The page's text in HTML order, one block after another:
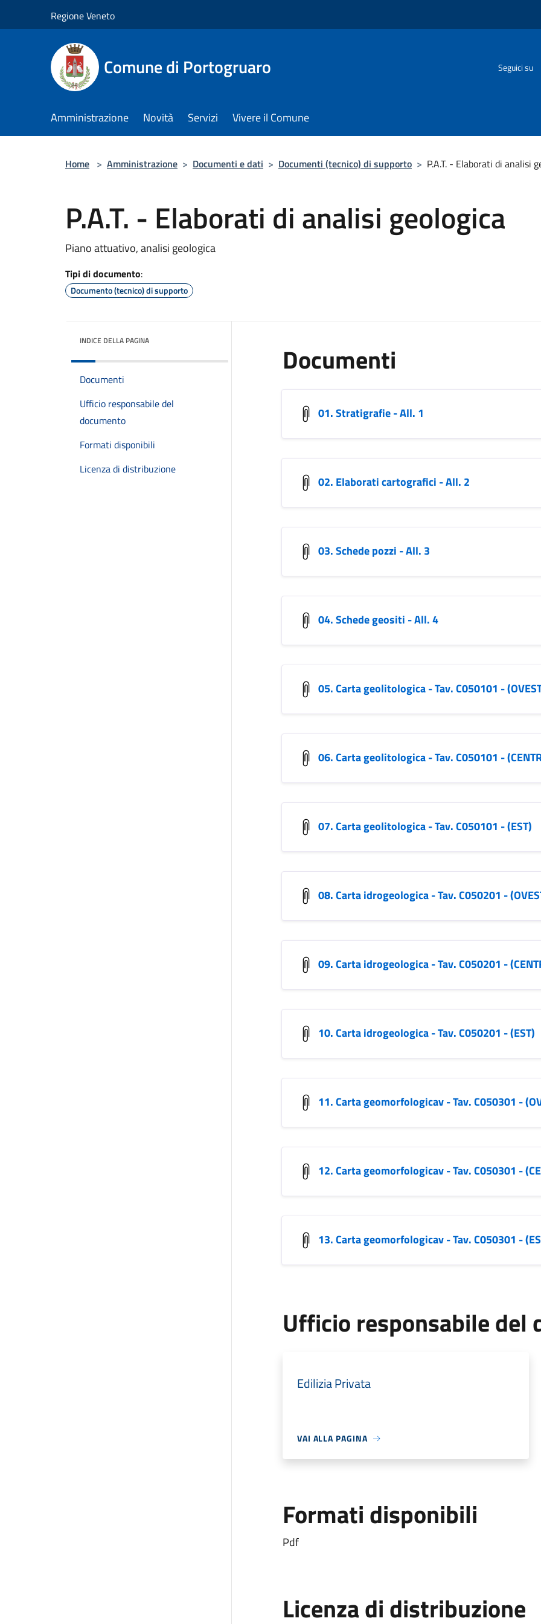
Regione Veneto
Comune di Portogruaro Seguici su
Amministrazione Novità Servizi Vivere il Comune
Home > Amministrazione > Documenti e dati > Documenti (tecnico) di supporto > P.A.T. - Elaborati di analisi
P.A.T. - Elaborati di analisi geologica
Piano attuativo, analisi geologica
Tipi di documento:
Documento (tecnico) di supporto
INDICE DELLA PAGINA
Documenti
Ufficio responsabile del
documento
Formati disponibili
Licenza di distribuzione
Documenti
01. Stratigrafie - All. 1
02. Elaborati cartografici - All. 2
03. Schede pozzi - All. 3
04. Schede geositi - All. 4
05. Carta geolitologica - Tav. C050101 -
06. Carta geolitologica - Tav. C050101 -
07. Carta geolitologica - Tav. C050101 - (EST)
08. Carta idrogeologica - Tav. C050201 -
09. Carta idrogeologica - Tav. C050201 -
10. Carta idrogeologica - Tav. C050201 - (EST)
11. Carta geomorfologicav - Tav. C050301 -
12. Carta geomorfologicav - Tav. C050301 -
13. Carta geomorfologicav - Tav. C050301 -
Ufficio responsabile del
Edilizia Privata
VAI ALLA PAGINA
Formati disponibili
Pdf
Licenza di distribuzione